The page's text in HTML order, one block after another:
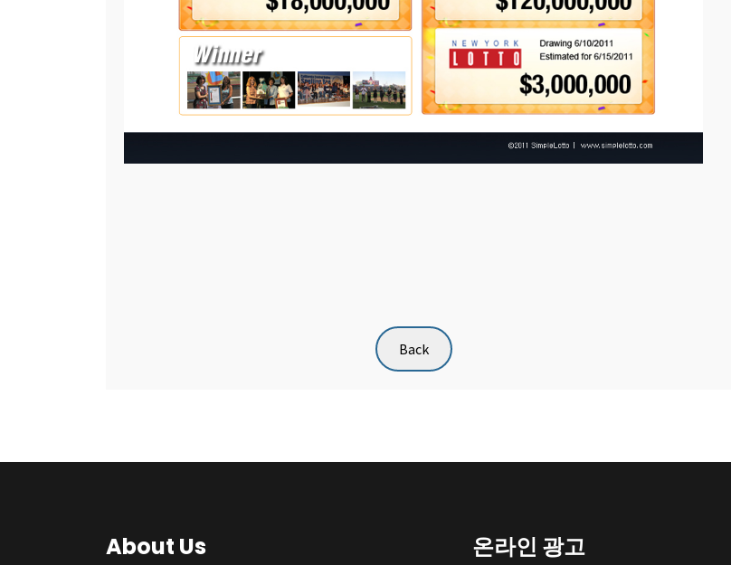
About Us 온라인 광고